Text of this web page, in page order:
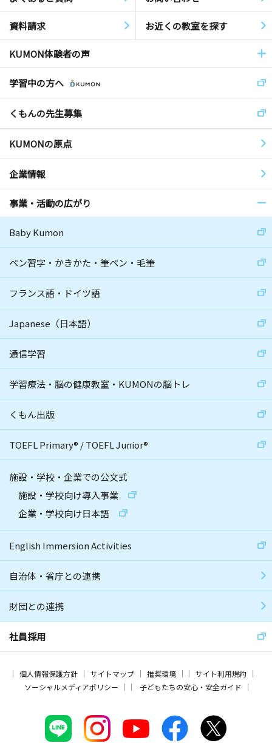
資料請求 お近くの教室を探す
KUMON体験者の声
学習中の方へ
くもんの先生募集
KUMONの原点
企業情報
事業・活動の広がり
Baby Kumon
ペン習字・かきかた・筆ペン・毛筆
フランス語・ドイツ語
Japanese（日本語）
通信学習
学習療法・脳の健康教室・KUMONの脳トレ
くもん出版
TOEFL Primary® /TOEFL Junior®
施設・学校・企業での公文式
施設・学校向け導入事業
企業・学校向け日本語
English Immersion Activities
自治体・省庁との連携
財団との連携
社員採用
個人情報保護方針 サイトマップ 推奨環境
サイト利用規約
ソーシャルメディアポリシー
子どもたちの安心・安全ガイド